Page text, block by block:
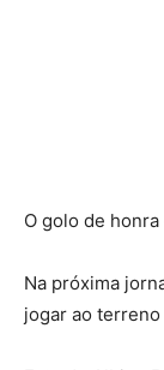
O golo de
Na próxima
jogar ao